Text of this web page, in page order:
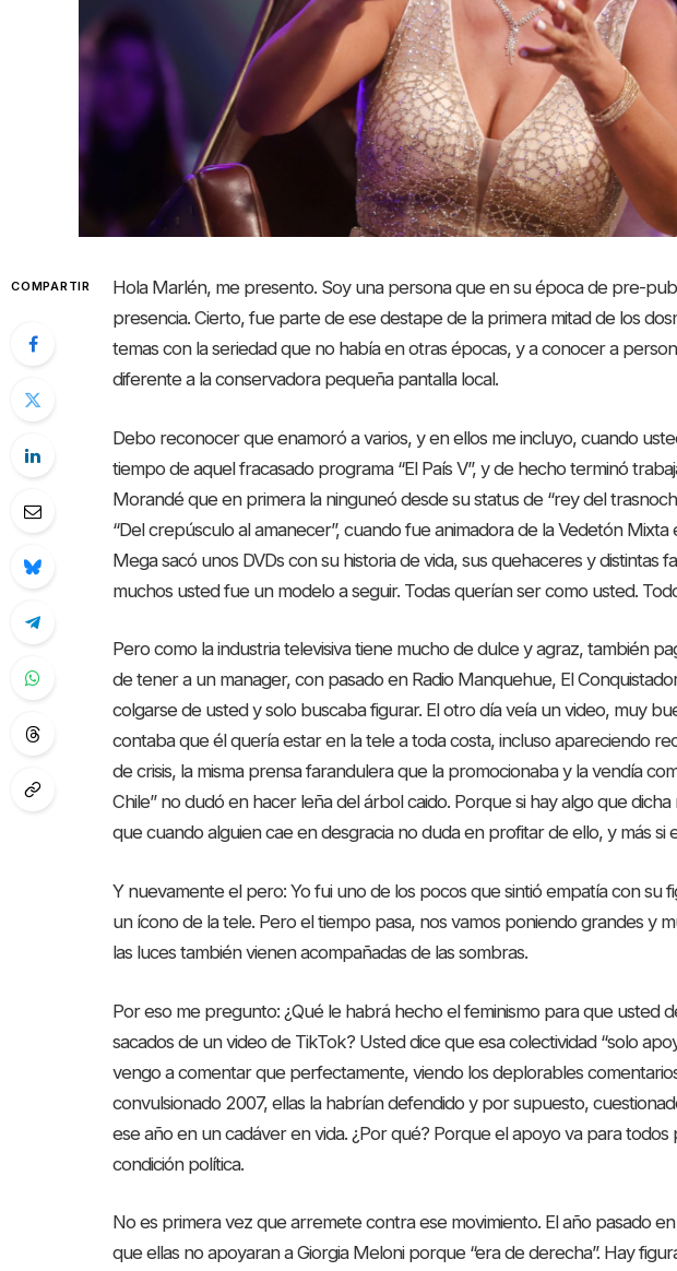
COMPARTIR
Hola Marlén, me presento. Soy una persona que en su época de pre-
presencia. Cierto, fue parte de ese destape de la primera mitad de los
temas con la seriedad que no había en otras épocas, y a conocer a
diferente a la conservadora pequeña pantalla local.
Debo reconocer que enamoró a varios, y en ellos me incluyo, cuando
tiempo de aquel fracasado programa “El País V”, y de hecho terminó
Morandé que en primera la ninguneó desde su status de “rey del
“Del crepúsculo al amanecer”, cuando fue animadora de la Vedetón
Mega sacó unos DVDs con su historia de vida, sus quehaceres y distintas
muchos usted fue un modelo a seguir. Todas querían ser como usted.
Pero como la industria televisiva tiene mucho de dulce y agraz, también
de tener a un manager, con pasado en Radio Manquehue, El
colgarse de usted y solo buscaba figurar. El otro día veía un video, muy
contaba que él quería estar en la tele a toda costa, incluso apareciendo
de crisis, la misma prensa farandulera que la promocionaba y la vendía
Chile” no dudó en hacer leña del árbol caido. Porque si hay algo que
que cuando alguien cae en desgracia no duda en profitar de ello, y más si
Y nuevamente el pero: Yo fui uno de los pocos que sintió empatía con su
un ícono de la tele. Pero el tiempo pasa, nos vamos poniendo grandes y
las luces también vienen acompañadas de las sombras.
Por eso me pregunto: ¿Qué le habrá hecho el feminismo para que usted
sacados de un video de TikTok? Usted dice que esa colectividad “solo
vengo a comentar que perfectamente, viendo los deplorables
convulsionado 2007, ellas la habrían defendido y por supuesto,
ese año en un cadáver en vida. ¿Por qué? Porque el apoyo va para todos
condición política.
No es primera vez que arremete contra ese movimiento. El año pasado
que ellas no apoyaran a Giorgia Meloni porque “era de derecha”. Hay